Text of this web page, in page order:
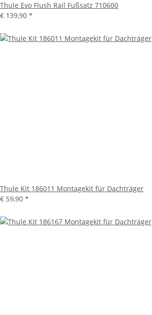
Thule Evo Flush Rail Fußsatz 710600
€ 139,90 *
Thule Kit 186011 Montagekit für Dachträger
€ 59,90 *